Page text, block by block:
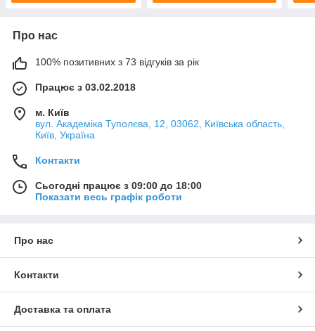
Про нас
100% позитивних з 73 відгуків за рік
Працює з 03.02.2018
м. Київ
вул. Академіка Туполєва, 12, 03062, Київська область,
Київ, Україна
Контакти
Сьогодні працює з 09:00 до 18:00
Показати весь графік роботи
Про нас
Контакти
Доставка та оплата